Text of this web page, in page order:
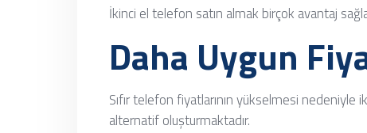
İkinci el telefon satın almak birçok avantaj
Daha Uygun
Sıfır telefon fiyatlarının yükselmesi nedeniyle
alternatif oluşturmaktadır.